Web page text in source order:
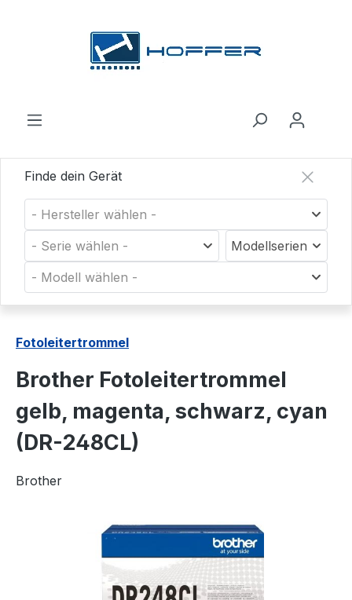
Finde dein Gerät
- Hersteller wählen -
- Serie wählen -
Modellserien
- Modell wählen -
Fotoleitertrommel
Brother Fotoleitertrommel
gelb, magenta, schwarz, cyan
(DR-248CL)
Brother
Bildergalerie überspringen